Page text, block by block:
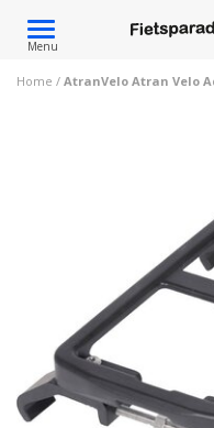
Toggle
navigation
Menu
Home / AtranVelo Atran Velo